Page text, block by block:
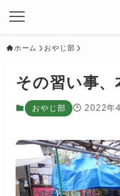
ホーム おやじ部
その習い事、
おやじ部 2022年